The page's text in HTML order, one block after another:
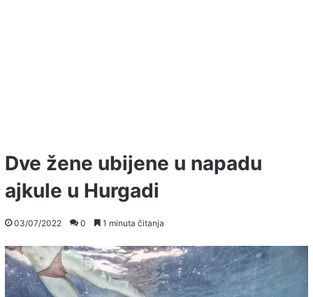
Dve žene ubijene u napadu
ajkule u Hurgadi
03/07/2022 0 1 minuta čitanja